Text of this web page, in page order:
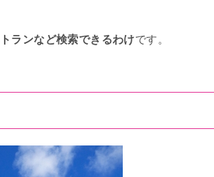
ランなど検索できるわけです。